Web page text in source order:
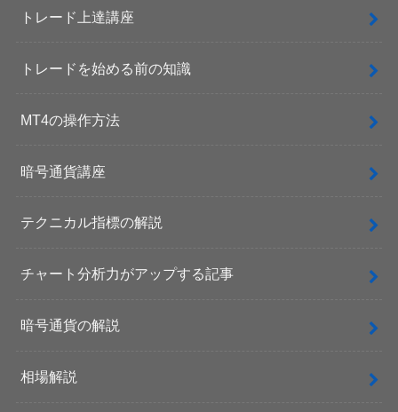
トレード上達講座
トレードを始める前の知識
MT4の操作方法
暗号通貨講座
テクニカル指標の解説
チャート分析力がアップする記事
暗号通貨の解説
相場解説